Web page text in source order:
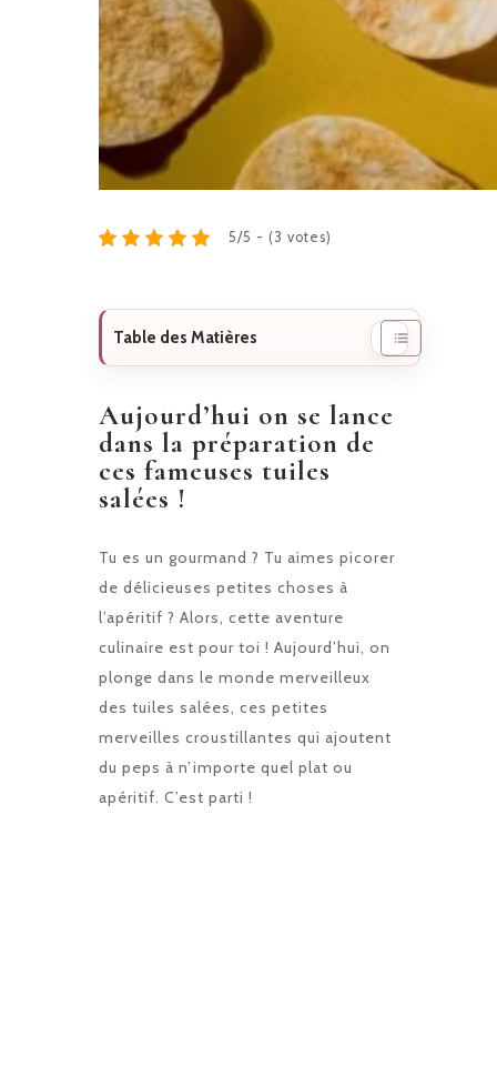
5/5 - (3 votes)
Table des Matières
Aujourd’hui on se lance
dans la préparation de
ces fameuses tuiles
salées !
Tu es un gourmand ? Tu aimes picorer
de délicieuses petites choses à
l’apéritif ? Alors, cette aventure
culinaire est pour toi ! Aujourd’hui, on
plonge dans le monde merveilleux
des tuiles salées, ces petites
merveilles croustillantes qui ajoutent
du peps à n’importe quel plat ou
apéritif. C’est parti !